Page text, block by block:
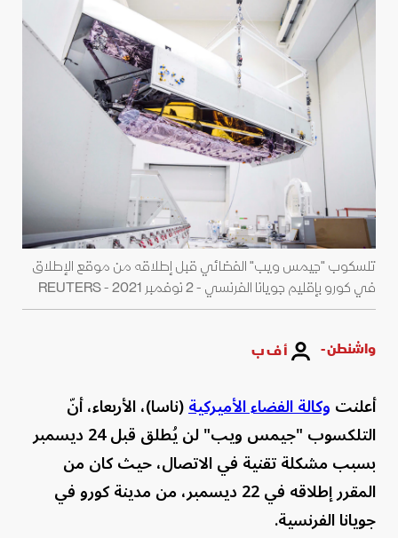
تلسكوب "جيمس ويب" الفضائي قبل إطلاقه من موقع الإطلاق
في كورو بإقليم جويانا الفرنسي - 2 نوفمبر 2021 - REUTERS
واشنطن - أ ف ب
أعلنتوكالة الفضاء الأميركية(ناسا)، الأربعاء، أنّ
التلكسوب "جيمس ويب" لن يُطلق قبل 24 ديسمبر
بسبب مشكلة تقنية في الاتصال، حيث كان من
المقرر إطلاقه في 22 ديسمبر، من مدينة كورو في
جويانا الفرنسية.